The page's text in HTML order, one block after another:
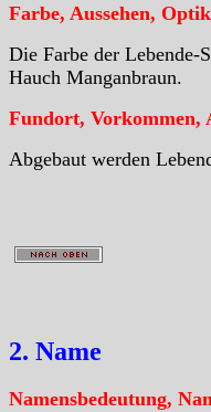
Farbe, Aussehen, Optik
Die Farbe der Lebende-
Hauch Manganbraun.
Fundort, Vorkommen,
Abgebaut werden
2. Name
Namensbedeutung,